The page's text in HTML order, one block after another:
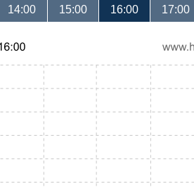
14:00 15:00 16:00 17:00